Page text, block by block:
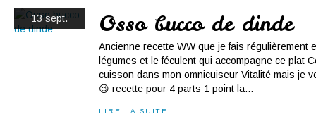
13 sept. Osso bucco de dinde
Ancienne recette WW que je fais régulièrement
légumes et le féculent qui accompagne ce plat
cuisson dans mon omnicuiseur Vitalité mais je
😉 recette pour 4 parts 1 point la...
LIRE LA SUITE